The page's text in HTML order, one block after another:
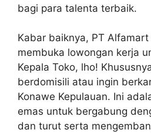
bagi para talenta terbaik.
Kabar baiknya, PT
membuka lowongan kerja
Kepala Toko, lho!
berdomisili atau ingin
Konawe Kepulauan. Ini
emas untuk bergabung
dan turut serta